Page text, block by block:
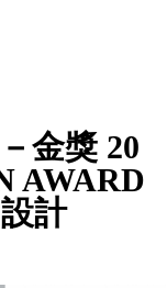
金獎 20
AWARD
計